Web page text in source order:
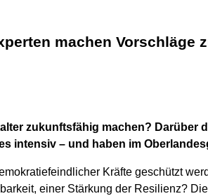
machen Vorschläge
zukunftsfähig machen? Darüber
intensiv – und haben im
Kräfte geschützt
einer Stärkung der Resilienz?